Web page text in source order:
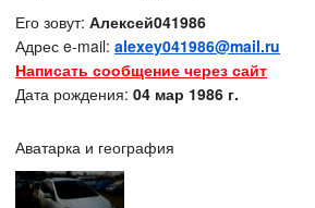
Его зовут: Алексей041986
Адрес e-mail: alexey041986@mail.ru
Написать сообщение через сайт
Дата рождения: 04 мар 1986 г.
Аватарка и география